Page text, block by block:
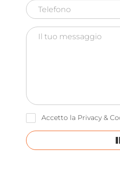
Accetto la Privacy &
Policy ( Per